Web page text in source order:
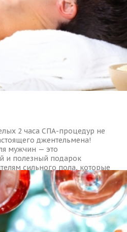
2 часа СПА-процедур не
джентельмена!
мужчин — это
и полезный подарок
сильного пола, которые
и внешним видом.